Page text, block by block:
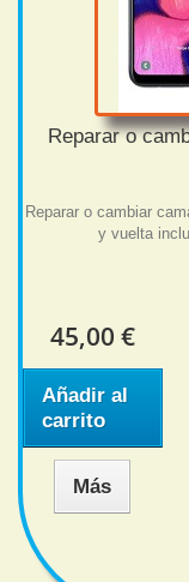
Reparar o
Reparar o cambiar
y vuelta
45,00 €
Añadir al
carrito
Más